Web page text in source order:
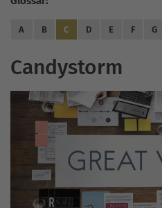
A B C D E F G
Candystorm